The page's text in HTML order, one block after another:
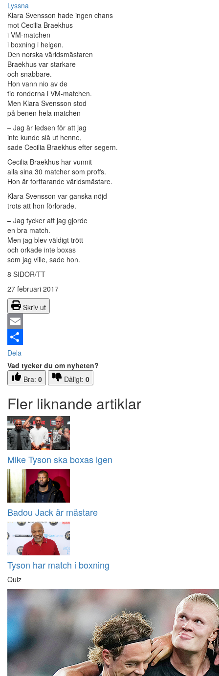
Lyssna
Klara Svensson hade ingen chans
mot Cecilia Braekhus
i VM-matchen
i boxning i helgen.
Den norska världsmästaren
Braekhus var starkare
och snabbare.
Hon vann nio av de
tio ronderna i VM-matchen.
Men Klara Svensson stod
på benen hela matchen
– Jag är ledsen för att jag
inte kunde slå ut henne,
sade Cecilia Braekhus efter segern.
Cecilia Braekhus har vunnit
alla sina 30 matcher som proffs.
Hon är fortfarande världsmästare.
Klara Svensson var ganska nöjd
trots att hon förlorade.
– Jag tycker att jag gjorde
en bra match.
Men jag blev väldigt trött
och orkade inte boxas
som jag ville, sade hon.
8 SIDOR/TT
27 februari 2017
Skriv ut
Email
Dela
Vad tycker du om nyheten?
Bra: 0 Dåligt: 0
Fler liknande artiklar
Mike Tyson ska boxas igen
Badou Jack är mästare
Tyson har match i boxning
Quiz